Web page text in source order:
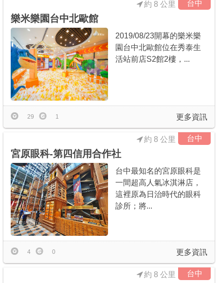
台中
約 8 公里
樂米樂園台中北歐館
2019/08/23開幕的樂米樂
園台中北歐館位在秀泰生
活站前店S2館2樓，...
更多資訊
29 1
台中
約 8 公里
宮原眼科-第四信用合作社
台中最知名的宮原眼科是
一間超高人氣冰淇淋店，
這裡原為日治時代的眼科
診所；將...
更多資訊
4 0
台中
約 8 公里